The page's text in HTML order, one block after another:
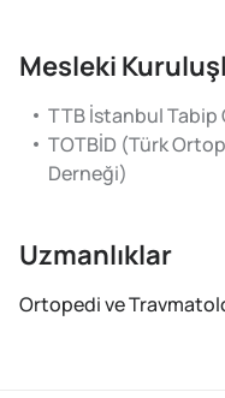
Mesleki
TTB İstanbul Tabip
TOTBİD (Türk
Derneği)
Uzmanlıklar
Ortopedi ve